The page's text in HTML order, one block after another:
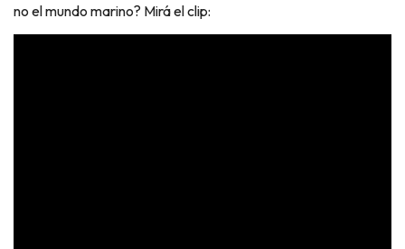
no el mundo marino? Mirá el clip: